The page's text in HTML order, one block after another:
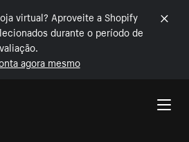
virtual? Aproveite a Shopify
durante o período de
agora mesmo